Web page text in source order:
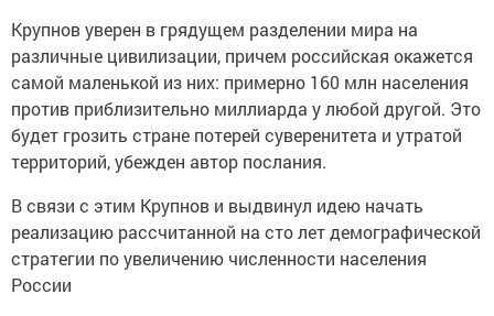
Крупнов уверен в грядущем разделении мира на
различные цивилизации, причем российская окажется
самой маленькой из них: примерно 160 млн населения
против приблизительно миллиарда у любой другой. Это
будет грозить стране потерей суверенитета и утратой
территорий, убежден автор послания.
В связи с этим Крупнов и выдвинул идею начать
реализацию рассчитанной на сто лет демографической
стратегии по увеличению численности населения
России